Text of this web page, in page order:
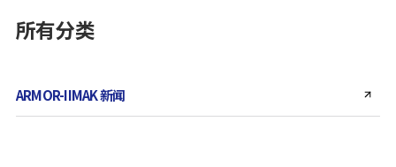
所有分类
ARMOR-IIMAK 新闻